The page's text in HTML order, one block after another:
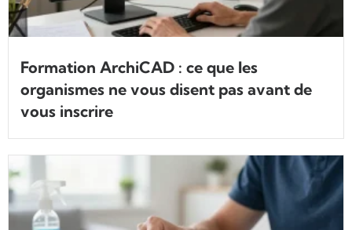
Formation ArchiCAD : ce que les
organismes ne vous disent pas avant de
vous inscrire